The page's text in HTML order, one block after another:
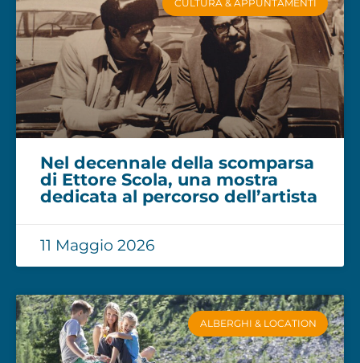
CULTURA & APPUNTAMENTI
Nel decennale della scomparsa
di Ettore Scola, una mostra
dedicata al percorso dell’artista
11 Maggio 2026
ALBERGHI & LOCATION